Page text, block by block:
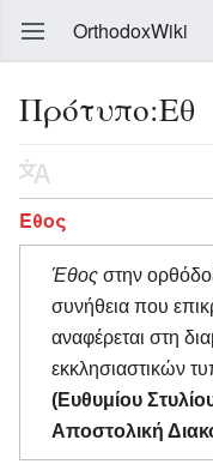
OrthodoxWiki
Πρότυπο:Εθ
Έθος
Έθος στην
συνήθεια που
αναφέρεται στη
εκκλησιαστικών
(Ευθυμίου
Αποστολική